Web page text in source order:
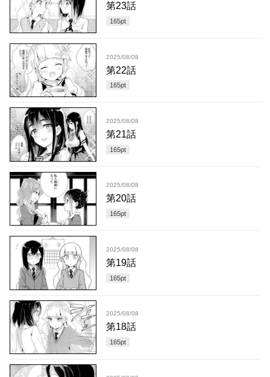
第23話
165pt
2025/08/08
第22話
165pt
2025/08/08
第21話
165pt
2025/08/08
第20話
165pt
2025/08/08
第19話
165pt
2025/08/08
第18話
165pt